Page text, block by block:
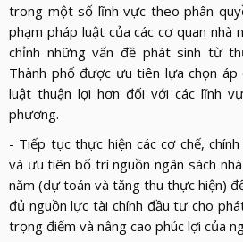
trong một số lĩnh vực theo phân
phạm pháp luật của các cơ quan nhà
chỉnh những vấn đề phát sinh từ
Thành phố được ưu tiên lựa chọn áp
luật thuận lợi hơn đối với các lĩnh
phương.
- Tiếp tục thực hiện các cơ chế,
và ưu tiên bố trí nguồn ngân sách
năm (dự toán và tăng thu thực hiện)
đủ nguồn lực tài chính đầu tư cho
trọng điểm và nâng cao phúc lợi của